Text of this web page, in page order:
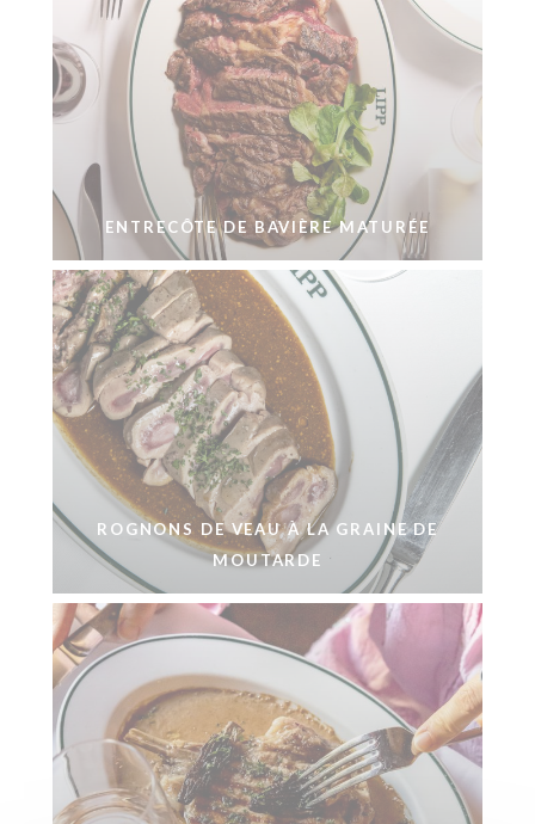
ENTRECÔTE DE BAVIÈRE MATURÉE
ROGNONS DE VEAU À LA GRAINE DE
MOUTARDE